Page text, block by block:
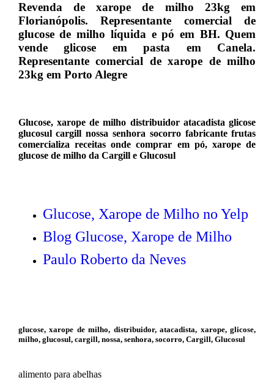
Revenda de xarope de milho 23kg em
Florianópolis. Representante comercial de
glucose de milho líquida e pó em BH. Quem
vende glicose em pasta em Canela.
Representante comercial de xarope de milho
23kg em Porto Alegre
Glucose, xarope de milho distribuidor atacadista glicose
glucosul cargill nossa senhora socorro fabricante frutas
comercializa receitas onde comprar em pó, xarope de
glucose de milho da Cargill e Glucosul
Glucose, Xarope de Milho no Yelp
Blog Glucose, Xarope de Milho
Paulo Roberto da Neves
glucose, xarope de milho, distribuidor, atacadista, xarope, glicose,
milho, glucosul, cargill, nossa, senhora, socorro, Cargill, Glucosul
alimento para abelhas